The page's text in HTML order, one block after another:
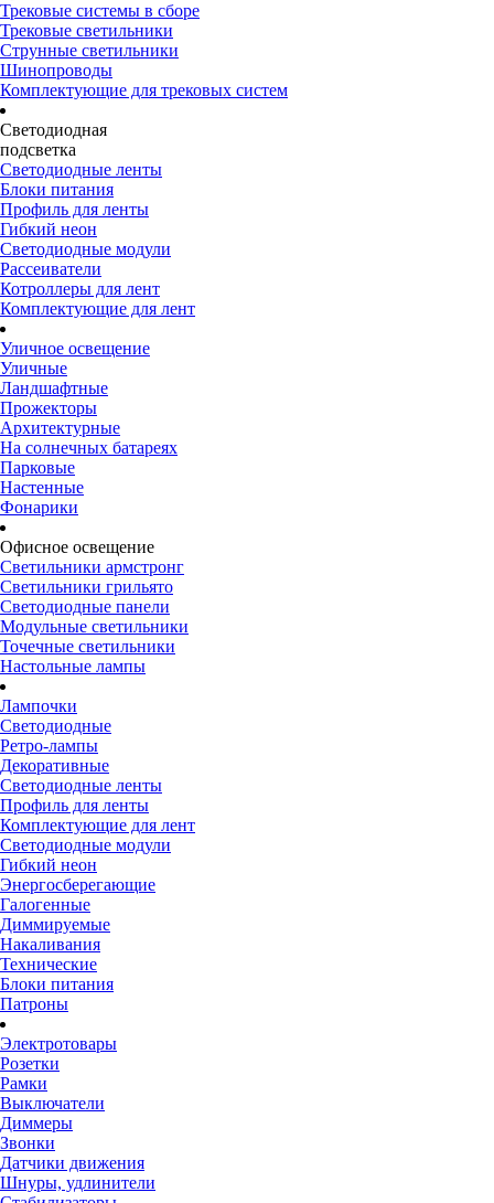
Трековые системы в сборе
Трековые светильники
Струнные светильники
Шинопроводы
Комплектующие для трековых систем
Светодиодная
подсветка
Светодиодные ленты
Блоки питания
Профиль для ленты
Гибкий неон
Светодиодные модули
Рассеиватели
Котроллеры для лент
Комплектующие для лент
Уличное освещение
Уличные
Ландшафтные
Прожекторы
Архитектурные
На солнечных батареях
Парковые
Настенные
Фонарики
Офисное освещение
Светильники армстронг
Светильники грильято
Светодиодные панели
Модульные светильники
Точечные светильники
Настольные лампы
Лампочки
Светодиодные
Ретро-лампы
Декоративные
Светодиодные ленты
Профиль для ленты
Комплектующие для лент
Светодиодные модули
Гибкий неон
Энергосберегающие
Галогенные
Диммируемые
Накаливания
Технические
Блоки питания
Патроны
Электротовары
Розетки
Рамки
Выключатели
Диммеры
Звонки
Датчики движения
Шнуры, удлинители